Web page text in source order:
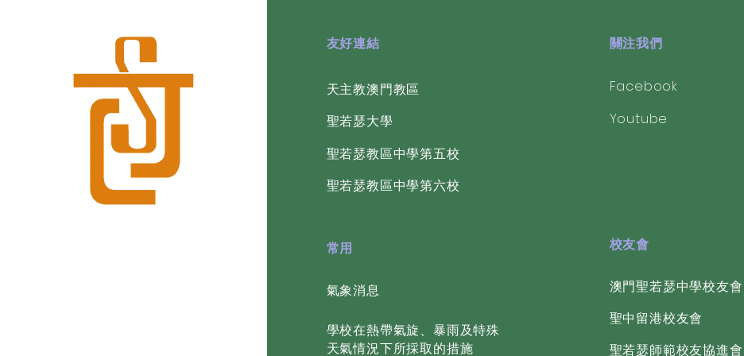
​友好連結
天主教澳門教區
​聖若瑟大學
​聖若瑟教區中學第五校
​聖若瑟教區中學第六校
常用
氣象消息
學校在熱帶氣旋、暴雨及特殊
天氣情況下所採取的措施
關注我們
Facebook
Youtube
校友會
​澳門聖若瑟中學校友會
聖中留港校友會
聖若瑟師範校友協進會